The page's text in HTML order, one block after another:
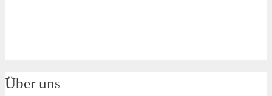
Über uns